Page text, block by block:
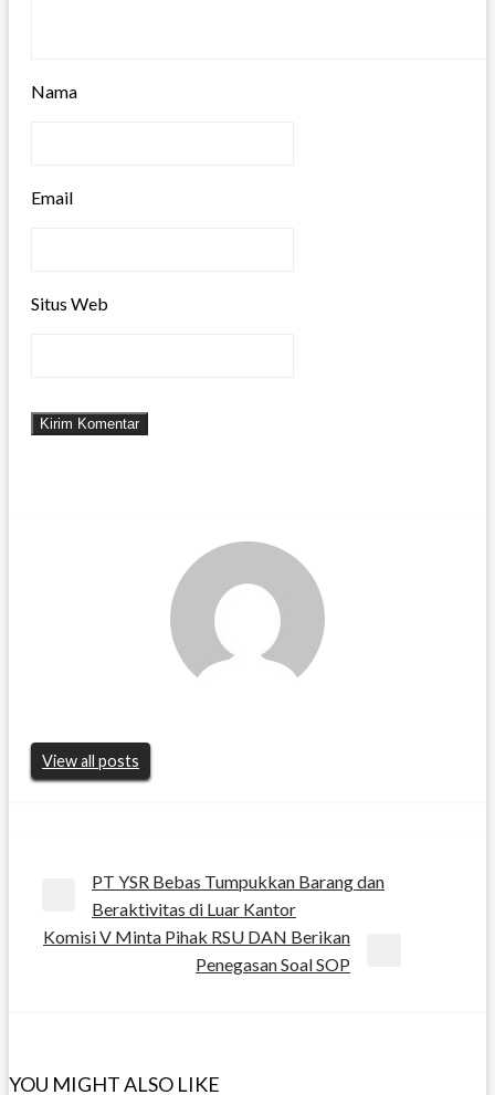
Nama
Email
Situs Web
View all posts
Navigasi
pos
Previous
Post
PT YSR Bebas Tumpukkan Barang dan
Beraktivitas di Luar Kantor
Komisi V Minta Pihak RSU DAN Berikan
Penegasan Soal SOP
YOU MIGHT ALSO LIKE